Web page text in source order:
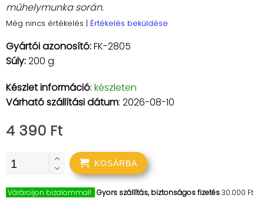
műhelymunka során.
Még nincs értékelés | Értékelés beküldése
Gyártói azonosító:FK-2805
Súly:200 g
Készlet információ: készleten
Várható szállítási dátum: 2026-08-10
4 390 Ft
KOSÁRBA
Várároljon bizalommal! Gyors szállítás, biztonságos fizetés30.000 Ft